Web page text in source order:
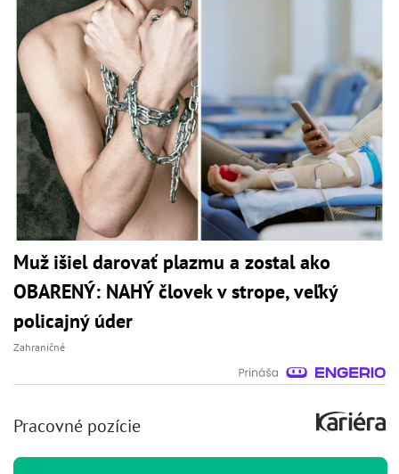
Muž išiel darovať plazmu a zostal ako
OBARENÝ: NAHÝ človek v strope, veľký
policajný úder
Zahraničné
Pracovné pozície